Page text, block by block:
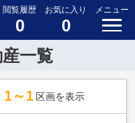
閲覧履歴
0
お気に入り
0
メニュー
一覧
1～1 区画を表示